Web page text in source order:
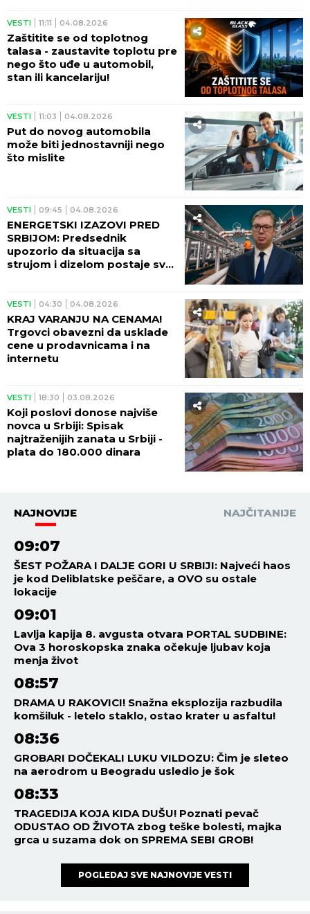
VESTI 11:11 04.08.2026
Zaštitite se od toplotnog
talasa - zaustavite toplotu pre
nego što uđe u automobil,
stan ili kancelariju!
VESTI 11:03 04.08.2026
Put do novog automobila
može biti jednostavniji nego
što mislite
VESTI 09:45 04.08.2026
ENERGETSKI IZAZOVI PRED
SRBIJOM: Predsednik
upozorio da situacija sa
strujom i dizelom postaje sve
VESTI 04:30 04.08.2026
KRAJ VARANJU NA CENAMA!
Trgovci obavezni da usklade
cene u prodavnicama i na
internetu
VESTI 18:30 03.08.2026
Koji poslovi donose najviše
novca u Srbiji: Spisak
najtraženijih zanata u Srbiji -
plata do 180.000 dinara
NAJNOVIJE NAJČITANIJE
09:07
ŠEST POŽARA I DALJE GORI U SRBIJI: Najveći haos
je kod Deliblatske peščare, a OVO su ostale
lokacije
09:01
Lavlja kapija 8. avgusta otvara PORTAL SUDBINE:
Ova 3 horoskopska znaka očekuje ljubav koja
menja život
08:57
DRAMA U RAKOVICI! Snažna eksplozija razbudila
komšiluk - letelo staklo, ostao krater u asfaltu!
08:36
GROBARI DOČEKALI LUKU VILDOZU: Čim je sleteo
na aerodrom u Beogradu usledio je šok
08:33
TRAGEDIJA KOJA KIDA DUŠU! Poznati pevač
ODUSTAO OD ŽIVOTA zbog teške bolesti, majka
grca u suzama dok on SPREMA SEBI GROB!
POGLEDAJ SVE NAJNOVIJE VESTI